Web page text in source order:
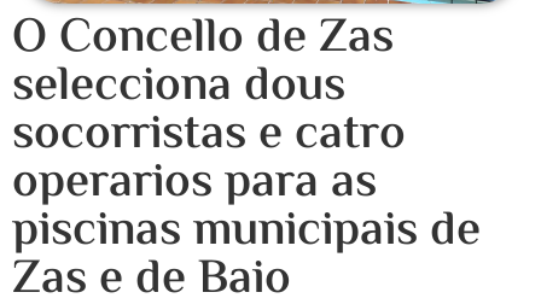
O Concello de Zas
selecciona dous
socorristas e catro
operarios para as
piscinas municipais de
Zas e de Baio